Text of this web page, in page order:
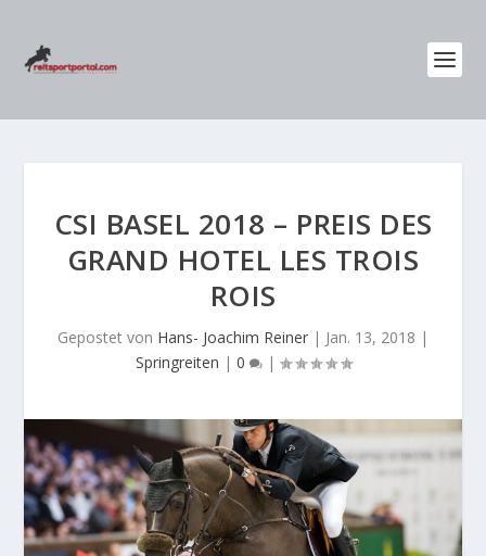
CSI BASEL 2018 – PREIS DES
GRAND HOTEL LES TROIS
ROIS
Gepostet von Hans- Joachim Reiner | Jan. 13, 2018 |
Springreiten | 0 |